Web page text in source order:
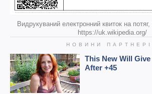
Видрукуваний електронний квиток на
https://uk.wikipedia.org/